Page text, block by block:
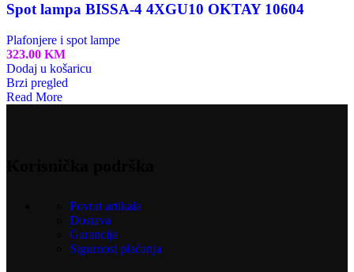
Spot lampa BISSA-4 4XGU10 OKTAY 10604
Plafonjere i spot lampe
323.00 KM
Dodaj u košaricu
Brzi pregled
Read More
Povrat artikala
Dostava
Garancija
Sigurnost plaćanja